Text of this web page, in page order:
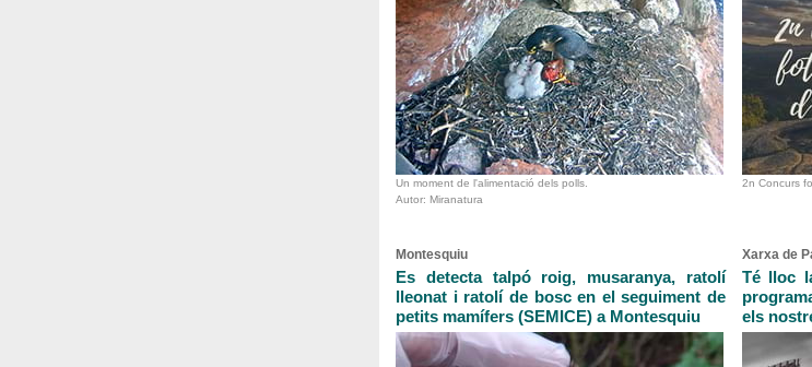
Un moment de l'alimentació dels polls.
Autor: Miranatura
2n Concurs
Montesquiu
Es detecta talpó roig, musaranya, ratolí
lleonat i ratolí de bosc en el seguiment de
petits mamífers (SEMICE) a Montesquiu
Xarxa de
Té lloc
els